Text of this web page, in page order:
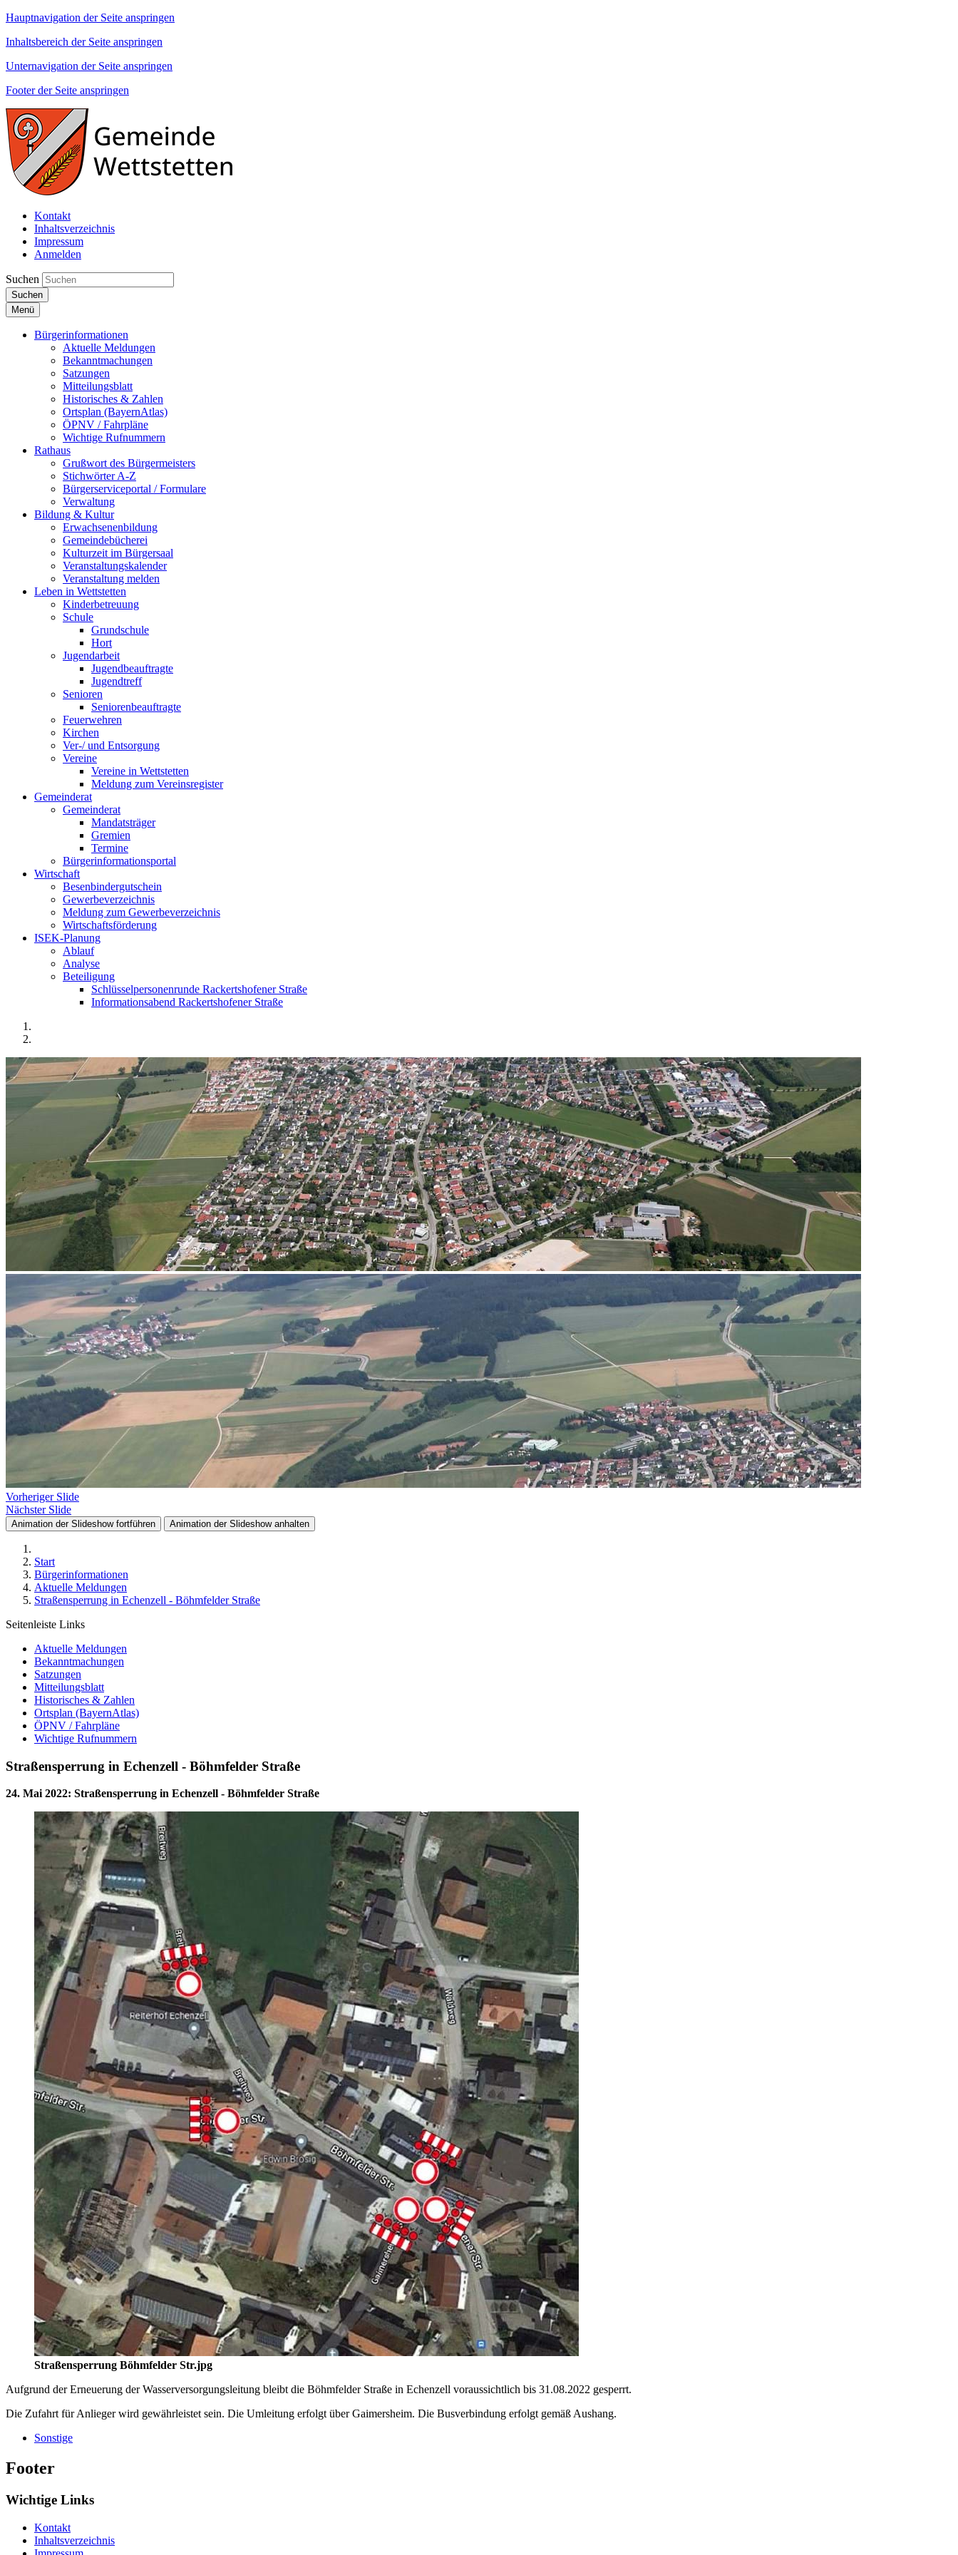
Hauptnavigation der Seite anspringen
Inhaltsbereich der Seite anspringen
Unternavigation der Seite anspringen
Footer der Seite anspringen
Kontakt
Inhaltsverzeichnis
Impressum
Anmelden
Suchen
Suchen
Menü
Bürgerinformationen
Aktuelle Meldungen
Bekanntmachungen
Satzungen
Mitteilungsblatt
Historisches & Zahlen
Ortsplan (BayernAtlas)
ÖPNV / Fahrpläne
Wichtige Rufnummern
Rathaus
Grußwort des Bürgermeisters
Stichwörter A-Z
Bürgerserviceportal / Formulare
Verwaltung
Bildung & Kultur
Erwachsenenbildung
Gemeindebücherei
Kulturzeit im Bürgersaal
Veranstaltungskalender
Veranstaltung melden
Leben in Wettstetten
Kinderbetreuung
Schule
Grundschule
Hort
Jugendarbeit
Jugendbeauftragte
Jugendtreff
Senioren
Seniorenbeauftragte
Feuerwehren
Kirchen
Ver-/ und Entsorgung
Vereine
Vereine in Wettstetten
Meldung zum Vereinsregister
Gemeinderat
Gemeinderat
Mandatsträger
Gremien
Termine
Bürgerinformationsportal
Wirtschaft
Besenbindergutschein
Gewerbeverzeichnis
Meldung zum Gewerbeverzeichnis
Wirtschaftsförderung
ISEK-Planung
Ablauf
Analyse
Beteiligung
Schlüsselpersonenrunde Rackertshofener Straße
Informationsabend Rackertshofener Straße
Vorheriger Slide
Nächster Slide
Animation der Slideshow fortführen Animation der Slideshow anhalten
Start
Bürgerinformationen
Aktuelle Meldungen
Straßensperrung in Echenzell - Böhmfelder Straße
Seitenleiste Links
Aktuelle Meldungen
Bekanntmachungen
Satzungen
Mitteilungsblatt
Historisches & Zahlen
Ortsplan (BayernAtlas)
ÖPNV / Fahrpläne
Wichtige Rufnummern
Straßensperrung in Echenzell - Böhmfelder Straße
24. Mai 2022: Straßensperrung in Echenzell - Böhmfelder Straße
Straßensperrung Böhmfelder Str.jpg
Aufgrund der Erneuerung der Wasserversorgungsleitung bleibt die Böhmfelder Straße in Echenzell voraussichtlich bis 31.08.2022 gesperrt.
Die Zufahrt für Anlieger wird gewährleistet sein. Die Umleitung erfolgt über Gaimersheim. Die Busverbindung erfolgt gemäß Aushang.
Sonstige
Footer
Wichtige Links
Kontakt
Inhaltsverzeichnis